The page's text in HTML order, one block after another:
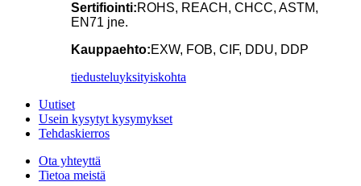
Sertifiointi:ROHS, REACH, CHCC, ASTM,
EN71 jne.
Kauppaehto:EXW, FOB, CIF, DDU, DDP
tiedusteluyksityiskohta
Uutiset
Usein kysytyt kysymykset
Tehdaskierros
Ota yhteyttä
Tietoa meistä